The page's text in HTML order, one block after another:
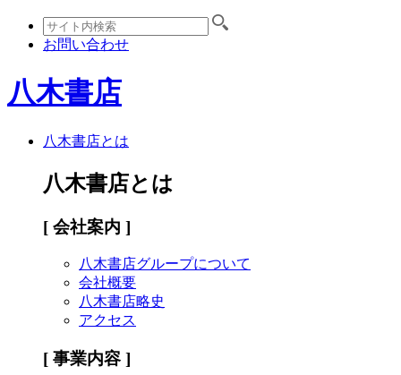
お問い合わせ
八木書店
八木書店とは
八木書店とは
[ 会社案内 ]
八木書店グループについて
会社概要
八木書店略史
アクセス
[ 事業内容 ]